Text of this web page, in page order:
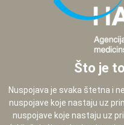
Što je
Nuspojava je svaka štetna i
nuspojave koje nastaju uz
nuspojave koje nastaju uz